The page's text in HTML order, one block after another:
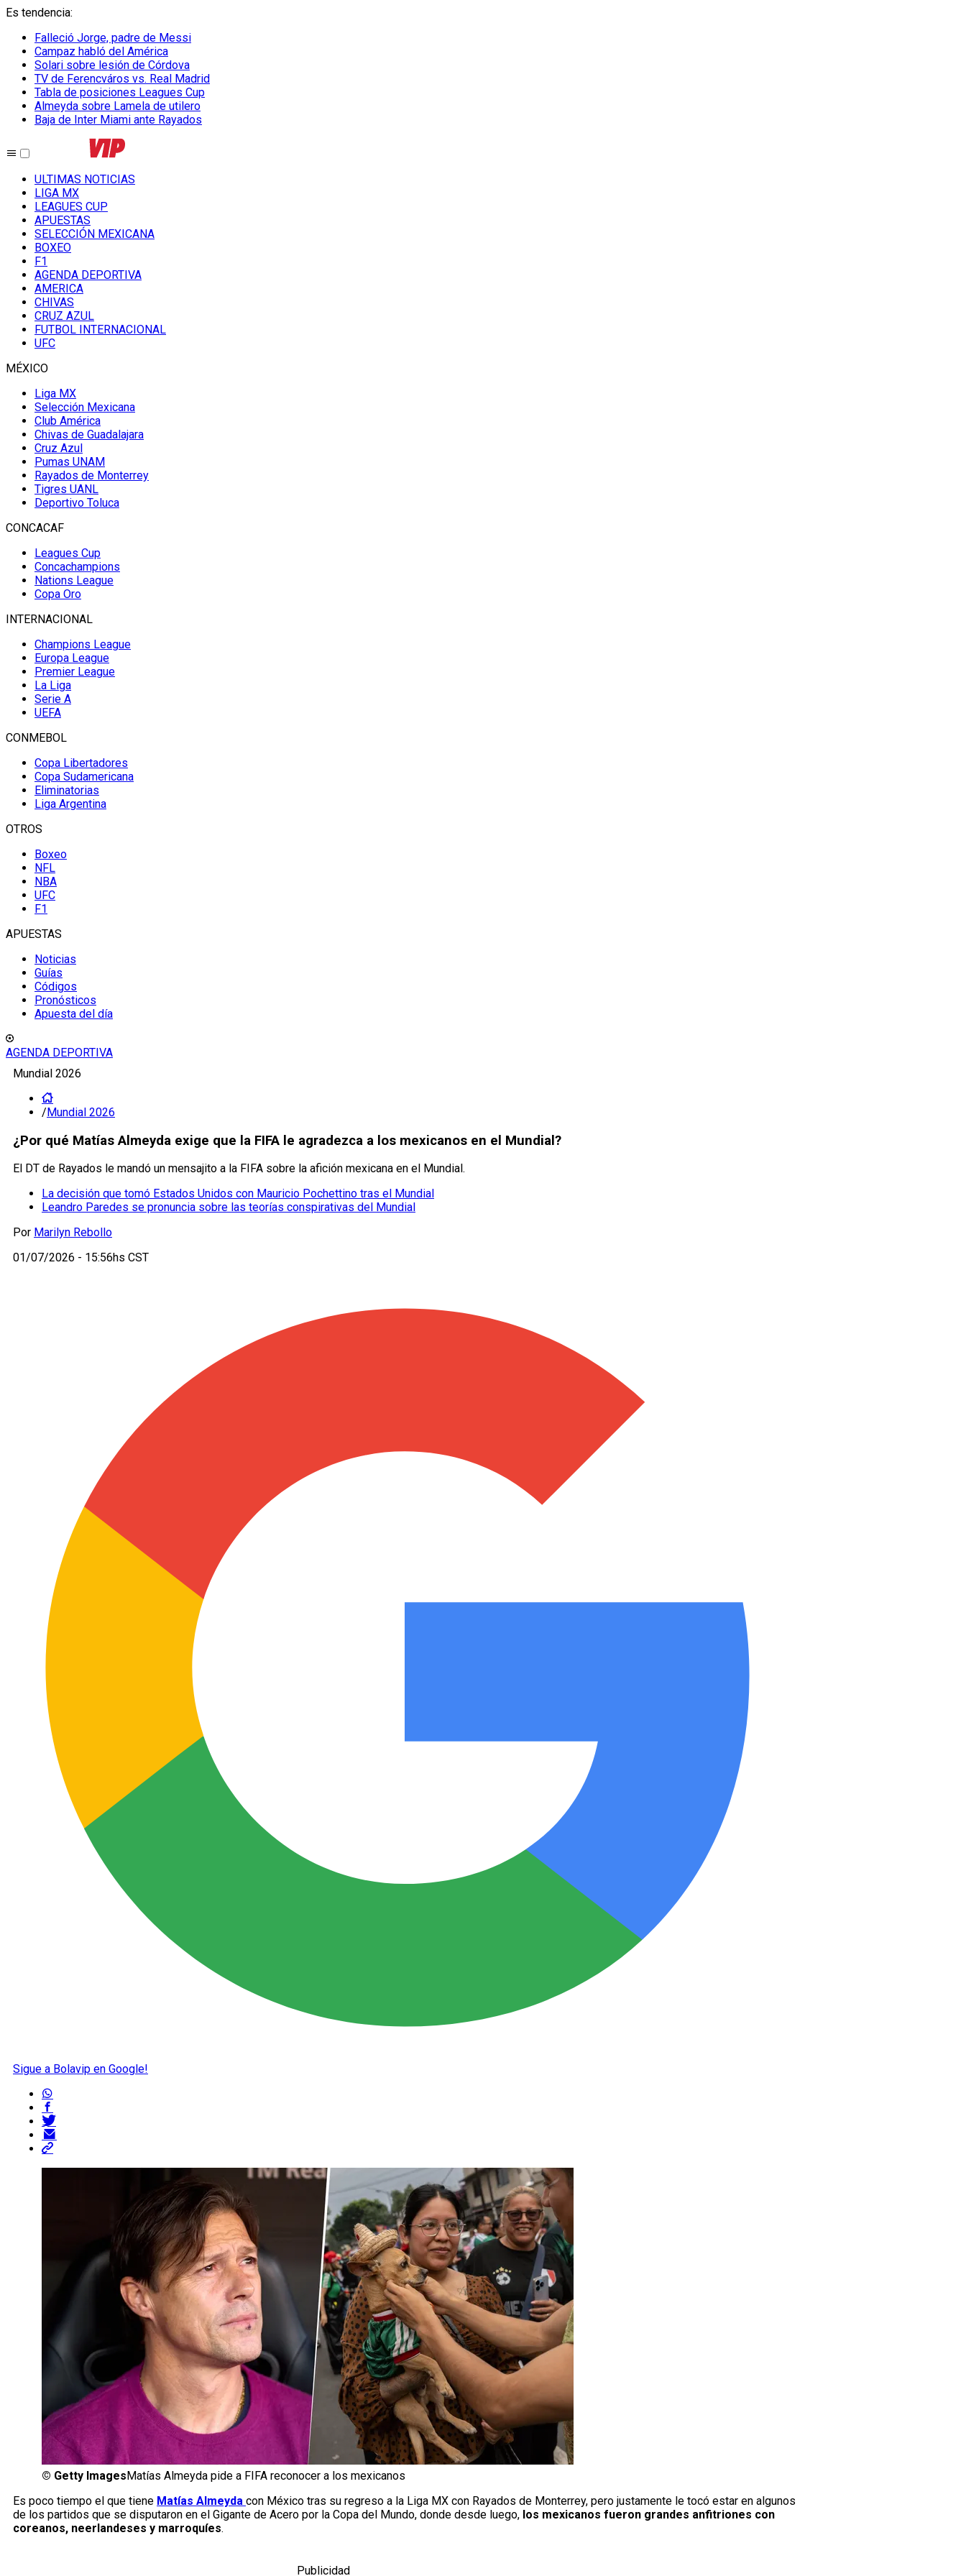
Es tendencia:
Falleció Jorge, padre de Messi
Campaz habló del América
Solari sobre lesión de Córdova
TV de Ferencváros vs. Real Madrid
Tabla de posiciones Leagues Cup
Almeyda sobre Lamela de utilero
Baja de Inter Miami ante Rayados
ULTIMAS NOTICIAS
LIGA MX
LEAGUES CUP
APUESTAS
SELECCIÓN MEXICANA
BOXEO
F1
AGENDA DEPORTIVA
AMERICA
CHIVAS
CRUZ AZUL
FUTBOL INTERNACIONAL
UFC
MÉXICO
Liga MX
Selección Mexicana
Club América
Chivas de Guadalajara
Cruz Azul
Pumas UNAM
Rayados de Monterrey
Tigres UANL
Deportivo Toluca
CONCACAF
Leagues Cup
Concachampions
Nations League
Copa Oro
INTERNACIONAL
Champions League
Europa League
Premier League
La Liga
Serie A
UEFA
CONMEBOL
Copa Libertadores
Copa Sudamericana
Eliminatorias
Liga Argentina
OTROS
Boxeo
NFL
NBA
UFC
F1
APUESTAS
Noticias
Guías
Códigos
Pronósticos
Apuesta del día
AGENDA DEPORTIVA
Mundial 2026
/Mundial 2026
¿Por qué Matías Almeyda exige que la FIFA le agradezca a los mexicanos en el Mundial?
El DT de Rayados le mandó un mensajito a la FIFA sobre la afición mexicana en el Mundial.
La decisión que tomó Estados Unidos con Mauricio Pochettino tras el Mundial
Leandro Paredes se pronuncia sobre las teorías conspirativas del Mundial
Por Marilyn Rebollo
01/07/2026 - 15:56hs CST
Sigue a Bolavip en Google!
© Getty Images Matías Almeyda pide a FIFA reconocer a los mexicanos
Es poco tiempo el que tiene Matías Almeyda con México tras su regreso a la Liga MX con Rayados de Monterrey, pero justamente le tocó estar en algunos
de los partidos que se disputaron en el Gigante de Acero por la Copa del Mundo, donde desde luego, los mexicanos fueron grandes anfitriones con
coreanos, neerlandeses y marroquíes.
Publicidad